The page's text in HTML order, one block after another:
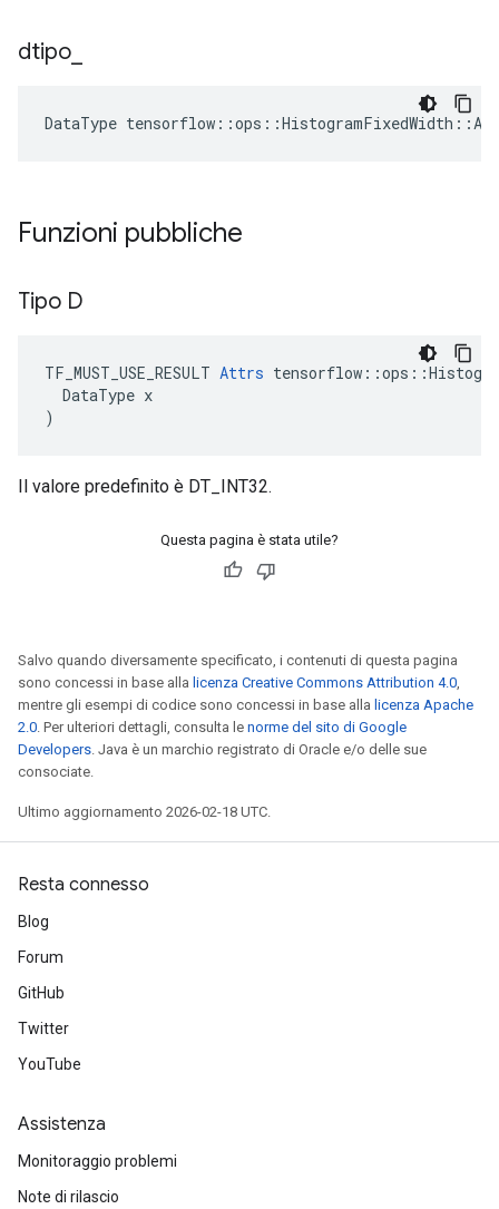
dtipo
DataType tensorflow ::ops ::HistogramFixedWidth ::
Funzioni pubbliche
Tipo D
TF_MUST_USE_RESULT Attrs tensorflow ::ops ::
DataType x
)
Il valore predefinito è DT_INT32.
Questa pagina è stata utile?
Salvo quando diversamente specificato, i contenuti di questa pagina
sono concessi in base alla licenza Creative Commons Attribution 4.0,
mentre gli esempi di codice sono concessi in base alla licenza Apache
2.0. Per ulteriori dettagli, consulta le norme del sito di Google
Developers. Java è un marchio registrato di Oracle e/o delle sue
consociate.
Ultimo aggiornamento 2026-02-18 UTC.
Resta connesso
Blog
Forum
GitHub
Twitter
YouTube
Assistenza
Monitoraggio problemi
Note di rilascio